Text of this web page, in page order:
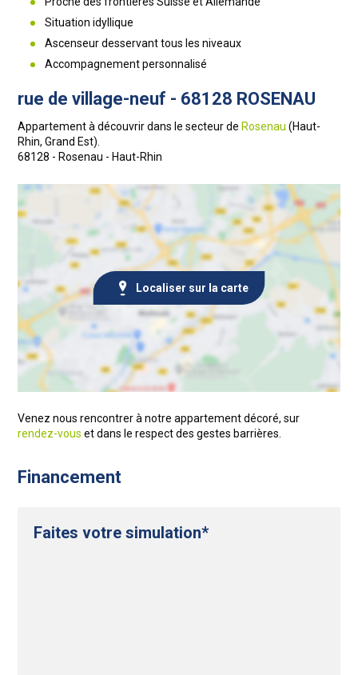
Situation idyllique
Ascenseur desservant tous les niveaux
Accompagnement personnalisé
rue de village-neuf - 68128 ROSENAU
Appartement à découvrir dans le secteur de Rosenau (Haut-
Rhin, Grand Est).
68128 - Rosenau - Haut-Rhin
Localiser sur la carte
Venez nous rencontrer à notre appartement décoré, sur
rendez-vous et dans le respect des gestes barrières.
Financement
Faites votre simulation*